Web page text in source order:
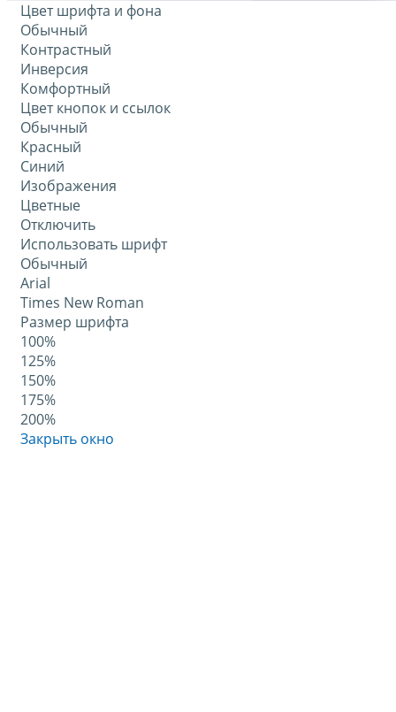
Цвет шрифта и фона
Обычный
Контрастный
Инверсия
Комфортный
Цвет кнопок и ссылок
Обычный
Красный
Синий
Изображения
Цветные
Отключить
Использовать шрифт
Обычный
Arial
Times New Roman
Размер шрифта
100%
125%
150%
175%
200%
Закрыть окно